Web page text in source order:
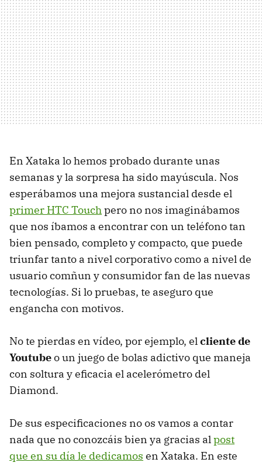
En Xataka lo hemos probado durante unas
semanas y la sorpresa ha sido mayúscula. Nos
esperábamos una mejora sustancial desde el
primer HTC Touchpero no nos imaginábamos
que nos íbamos a encontrar con un teléfono tan
bien pensado, completo y compacto, que puede
triunfar tanto a nivel corporativo como a nivel de
usuario comñun y consumidor fan de las nuevas
tecnologías. Si lo pruebas, te aseguro que
engancha con motivos.
No te pierdas en vídeo, por ejemplo, elcliente de
Youtubeo un juego de bolas adictivo que maneja
con soltura y eficacia el acelerómetro del
Diamond.
De sus especificaciones no os vamos a contar
nada que no conozcáis bien ya gracias alpost
que en su día le dedicamos en Xataka. En este